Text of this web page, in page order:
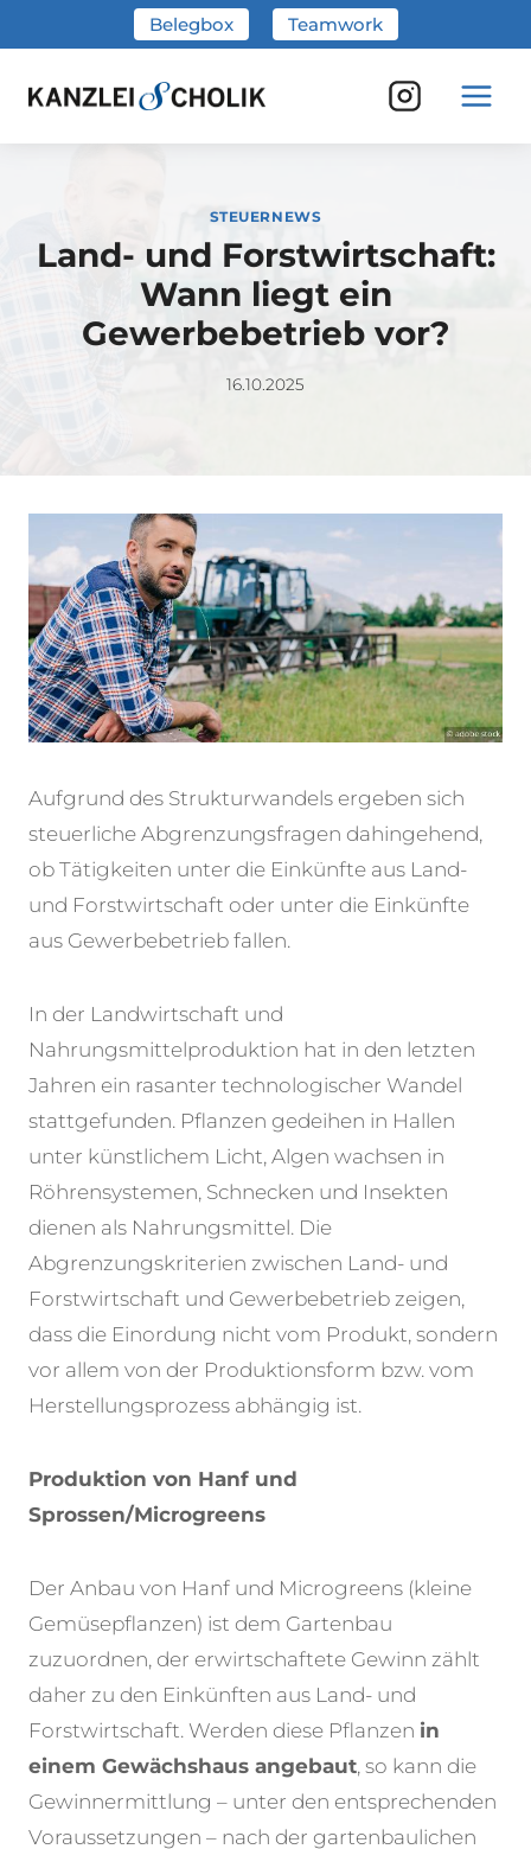
Inhalt
springen
Belegbox Teamwork
STEUERNEWS
Land- und Forstwirtschaft:
Wann liegt ein
Gewerbebetrieb vor?
16.10.2025
Aufgrund des Strukturwandels ergeben sich
steuerliche Abgrenzungsfragen dahingehend,
ob Tätigkeiten unter die Einkünfte aus Land-
und Forstwirtschaft oder unter die Einkünfte
aus Gewerbebetrieb fallen.
In der Landwirtschaft und
Nahrungsmittelproduktion hat in den letzten
Jahren ein rasanter technologischer Wandel
stattgefunden. Pflanzen gedeihen in Hallen
unter künstlichem Licht, Algen wachsen in
Röhrensystemen, Schnecken und Insekten
dienen als Nahrungsmittel. Die
Abgrenzungskriterien zwischen Land- und
Forstwirtschaft und Gewerbebetrieb zeigen,
dass die Einordung nicht vom Produkt, sondern
vor allem von der Produktionsform bzw. vom
Herstellungsprozess abhängig ist.
Produktion von Hanf und
Sprossen/Microgreens
Der Anbau von Hanf und Microgreens (kleine
Gemüsepflanzen) ist dem Gartenbau
zuzuordnen, der erwirtschaftete Gewinn zählt
daher zu den Einkünften aus Land- und
Forstwirtschaft. Werden diese Pflanzen in
einem Gewächshaus angebaut, so kann die
Gewinnermittlung – unter den entsprechenden
Voraussetzungen – nach der gartenbaulichen